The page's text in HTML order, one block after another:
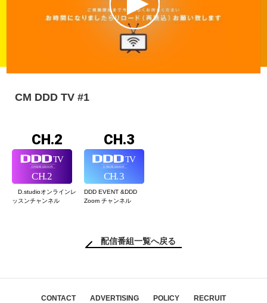
CM DDD TV #1
CH.2
D.studioオンラインレ
ッスンチャンネル
CH.3
DDD EVENT &DDD
Zoom チャンネル
配信番組一覧へ戻る
CONTACT ADVERTISING POLICY RECRUIT